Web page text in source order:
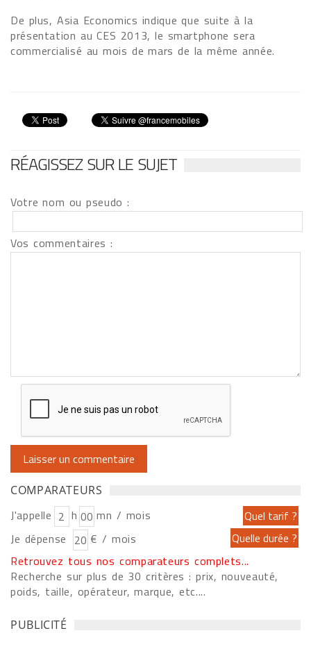
De plus, Asia Economics indique que suite à la
présentation au CES 2013, le smartphone sera
commercialisé au mois de mars de la même année.
RÉAGISSEZ SUR LE SUJET
Votre nom ou pseudo :
Vos commentaires :
COMPARATEURS
J'appelle h
mn / mois
Je dépense
€ / mois
Retrouvez tous nos comparateurs complets...
Recherche sur plus de 30 critères : prix, nouveauté,
poids, taille, opérateur, marque, etc....
PUBLICITÉ